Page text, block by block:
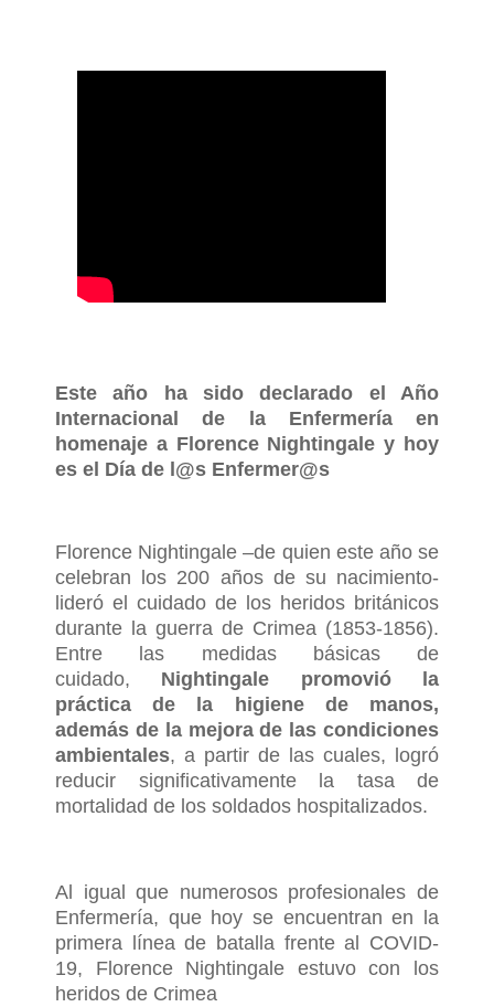
Este año ha sido declarado el Año
Internacional de la Enfermería en
homenaje a Florence Nightingale y hoy
es el Día de l@s Enfermer@s
Florence Nightingale –de quien este año se
celebran los 200 años de su nacimiento-
lideró el cuidado de los heridos británicos
durante la guerra de Crimea (1853-1856).
Entre las medidas básicas de
cuidado, Nightingale promovió la
práctica de la higiene de manos,
además de la mejora de las condiciones
ambientales, a partir de las cuales, logró
reducir significativamente la tasa de
mortalidad de los soldados hospitalizados.
Al igual que numerosos profesionales de
Enfermería, que hoy se encuentran en la
primera línea de batalla frente al COVID-
19, Florence Nightingale estuvo con los
heridos de Crimea